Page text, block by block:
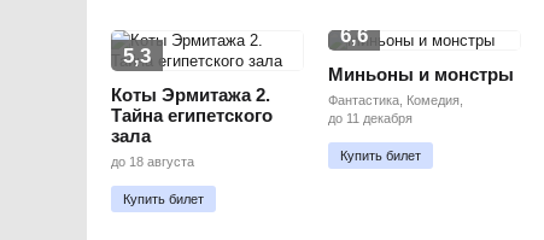
5,3
Коты Эрмитажа 2.
Тайна египетского
зала
до 18 августа
Купить билет
6,6
Миньоны и монстры
Фантастика, Комедия,
до 11 декабря
Купить билет